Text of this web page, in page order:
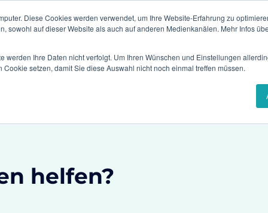
Diese Cookies werden verwendet, um Ihre Website-Erfahrung zu
sowohl auf dieser Website als auch auf anderen Medienkanälen. Mehr Infos
werden Ihre Daten nicht verfolgt. Um Ihren Wünschen und Einstellungen
setzen, damit Sie diese Auswahl nicht noch einmal treffen müssen.
Events & Webinare
Branchen Referenzen
helfen?